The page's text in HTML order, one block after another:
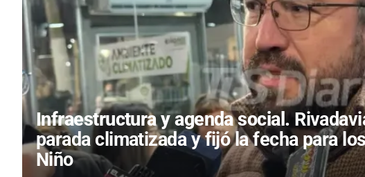
Infraestructura y agenda social.
parada climatizada y fijó la fecha para
Niño